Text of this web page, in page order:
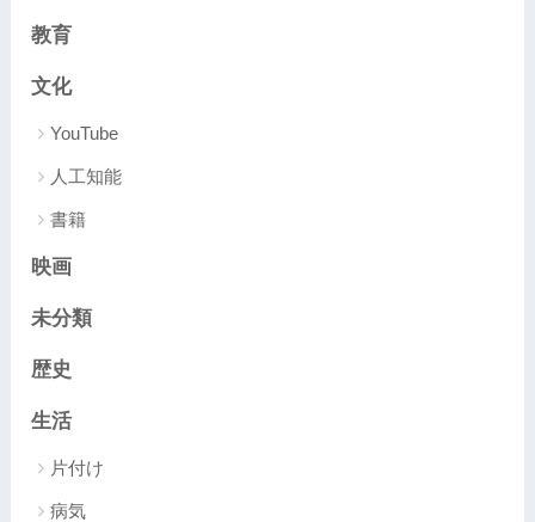
教育
文化
YouTube
人工知能
書籍
映画
未分類
歴史
生活
片付け
病気